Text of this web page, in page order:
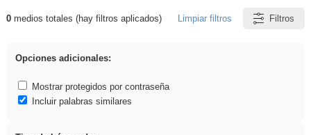
Resultados de: soldador
0medios totales (hay filtros aplicados) Limpiar filtros Filtros
Opciones adicionales:
Mostrar protegidos por contraseña
Incluir palabras similares